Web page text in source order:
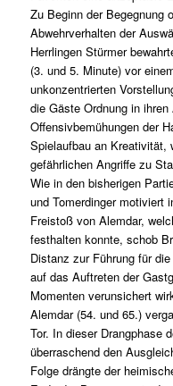
Zu Beginn der Begegnung
Abwehrverhalten der
Herrlingen Stürmer
(3. und 5. Minute) vor
unkonzentrierten
die Gäste Ordnung in
Offensivbemühungen der
Spielaufbau an Kreativität,
gefährlichen Angriffe zu
Wie in den bisherigen
und Tomerdinger motiviert
Freistoß von Alemdar,
festhalten konnte, schob
Distanz zur Führung für
auf das Auftreten der
Momenten verunsichert
Alemdar (54. und 65.)
Tor. In dieser Drangphase
überraschend den
Folge drängte der